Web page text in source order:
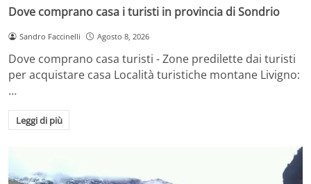
Dove comprano casa i turisti in provincia di Sondrio
Sandro Faccinelli Agosto 8, 2026
Dove comprano casa turisti - Zone predilette dai turisti
per acquistare casa Località turistiche montane Livigno:
…
Leggi di più